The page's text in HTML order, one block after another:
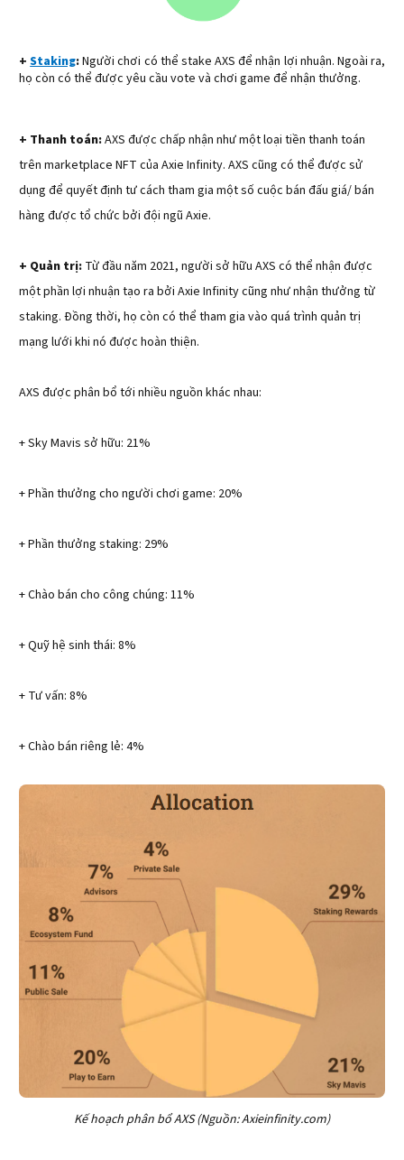
+Staking:Người chơi có thể stake AXS để nhận lợi nhuận. Ngoài ra,
họ còn có thể được yêu cầu vote và chơi game để nhận thưởng.
+ Thanh toán:AXS được chấp nhận như một loại tiền thanh toán
trên marketplace NFT của Axie Infinity. AXS cũng có thể được sử
dụng để quyết định tư cách tham gia một số cuộc bán đấu giá/ bán
hàng được tổ chức bởi đội ngũ Axie.
+ Quản trị: Từ đầu năm 2021, người sở hữu AXS có thể nhận được
một phần lợi nhuận tạo ra bởi Axie Infinity cũng như nhận thưởng từ
staking. Đồng thời, họ còn có thể tham gia vào quá trình quản trị
mạng lưới khi nó được hoàn thiện.
AXS được phân bổ tới nhiều nguồn khác nhau:
+ Sky Mavis sở hữu: 21%
+ Phần thưởng cho người chơi game: 20%
+ Phần thưởng staking: 29%
+ Chào bán cho công chúng: 11%
+ Quỹ hệ sinh thái: 8%
+ Tư vấn: 8%
+ Chào bán riêng lẻ: 4%
Kế hoạch phân bổ AXS (Nguồn: Axieinfinity.com)